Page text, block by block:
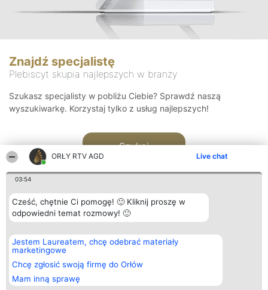
ORŁY RTV AGD Live chat
03:54
Cześć, chętnie Ci pomogę! 🙂 Kliknij proszę w
odpowiedni temat rozmowy! 🙂
Jestem Laureatem, chcę odebrać materiały
marketingowe
Chcę zgłosić swoją firmę do Orłów
Mam inną sprawę
Znajdź specjalistę
Plebiscyt skupia najlepszych w branży
Szukasz specjalisty w pobliżu Ciebie? Sprawdź naszą
wyszukiwarkę. Korzystaj tylko z usług najlepszych!
Szukaj
Organizator plebiscytu
Bright Side Solutions sp. z o.
o. sp. k.
ul. Ruska 22
Wrocław 50-079
KRS 0000749100 | Regon
381313360 | NIP 8943132676
Plebiscyt
Laureaci
wszystkich
Laureatów
Regulamin
Kontakt
Kontakt